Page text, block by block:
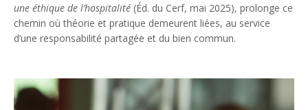
une éthique de l’hospitalité (Éd. du Cerf, mai 2025), prolonge ce
chemin où théorie et pratique demeurent liées, au service
d’une responsabilité partagée et du bien commun.